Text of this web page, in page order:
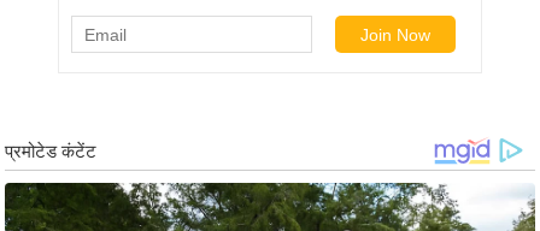
ड
हॉ
ली